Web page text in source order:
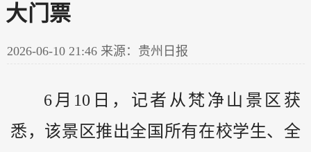
大门票
2026-06-10 21:46 来源：贵州日报
6月10日，记者从梵净山景区获
悉，该景区推出全国所有在校学生、全